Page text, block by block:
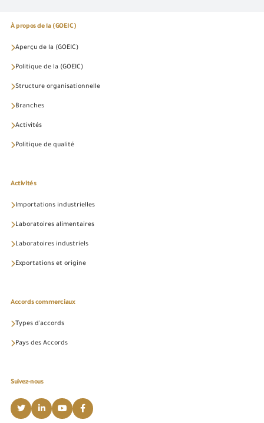
À propos de la (GOEIC)
Aperçu de la (GOEIC)
Politique de la (GOEIC)
Structure organisationnelle
Branches
Activités
Politique de qualité
Activités
Importations industrielles
Laboratoires alimentaires
Laboratoires industriels
Exportations et origine
Accords commerciaux
Types d'accords
Pays des Accords
Suivez-nous